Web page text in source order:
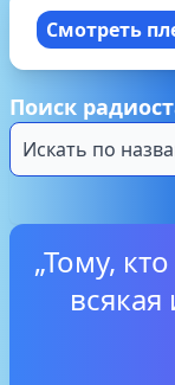
Смотреть
Поиск
„Тому,